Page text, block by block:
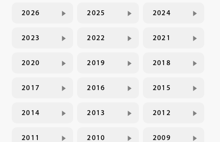
2026 2025 2024
2023 2022 2021
2020 2019 2018
2017 2016 2015
2014 2013 2012
2011 2010 2009